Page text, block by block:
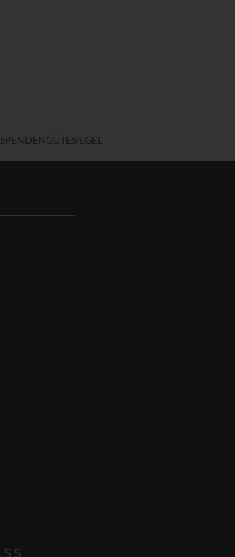
SPENDENGÜTESIEGEL